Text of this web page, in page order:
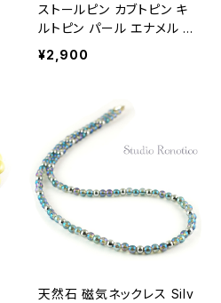
ストールピン カブトピン キ
ルトピン パール エナメル お
花 グレージュ
¥2,900
天然石 磁気ネックレス Silv